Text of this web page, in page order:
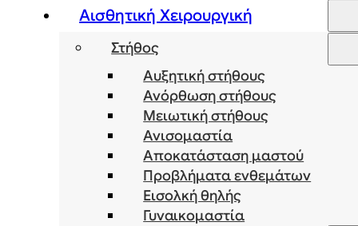
Αισθητική Χειρουργική
Στήθος
Αυξητική στήθους
Ανόρθωση στήθους
Μειωτική στήθους
Ανισομαστία
Αποκατάσταση μαστού
Προβλήματα ενθεμάτων
Εισολκή θηλής
Γυναικομαστία